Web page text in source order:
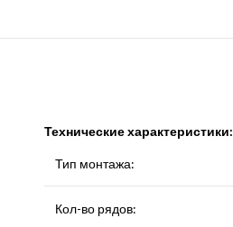
Технические характеристики:
Тип монтажа:
Кол-во рядов: